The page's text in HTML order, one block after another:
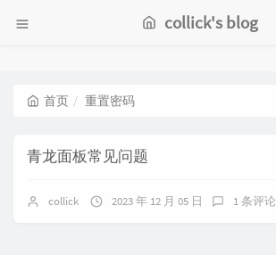
collick's blog
首页 重置密码
青龙面板常见问题
collick 2023 年 12 月 05 日 1 条评论